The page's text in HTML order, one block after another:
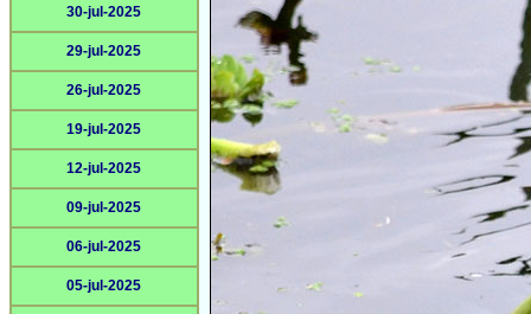
30-jul-2025
29-jul-2025
26-jul-2025
19-jul-2025
12-jul-2025
09-jul-2025
06-jul-2025
05-jul-2025